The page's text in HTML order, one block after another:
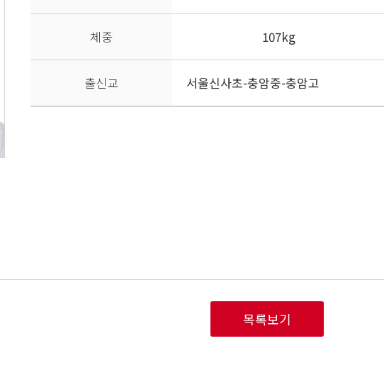
체중 107kg
출신교 서울신사초-충암중-충암고
목록보기